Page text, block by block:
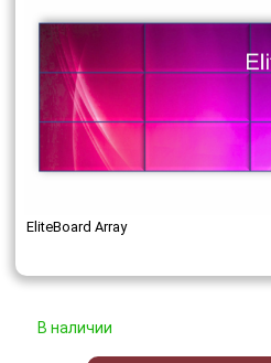
EliteBoard Array
В наличии